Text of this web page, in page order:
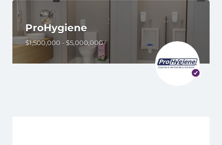
ProHygiene
$1,500,000 - $5,000,000